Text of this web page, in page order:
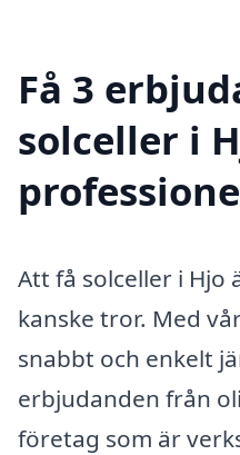
Få 3
solceller i
Att få solceller i Hjo
kanske tror. Med
snabbt och enkelt
erbjudanden från
företag som är